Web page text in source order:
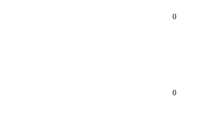
0
0